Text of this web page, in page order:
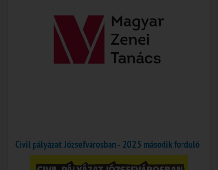
Civil pályázat Józsefvárosban - 2025 második forduló